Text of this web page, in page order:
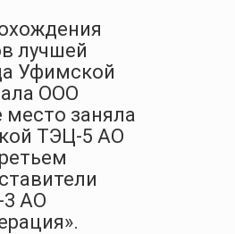
лучшей
Уфимской
ООО
место заняла
ТЭЦ-5 АО
АО